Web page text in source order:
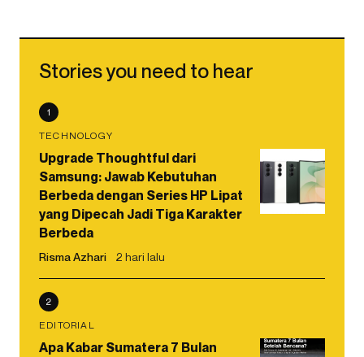
Stories you need to hear
1
TECHNOLOGY
Upgrade Thoughtful dari
Samsung: Jawab Kebutuhan
Berbeda dengan Series HP Lipat
yang Dipecah Jadi Tiga Karakter
Berbeda
Risma Azhari 2 hari lalu
2
EDITORIAL
Apa Kabar Sumatera 7 Bulan